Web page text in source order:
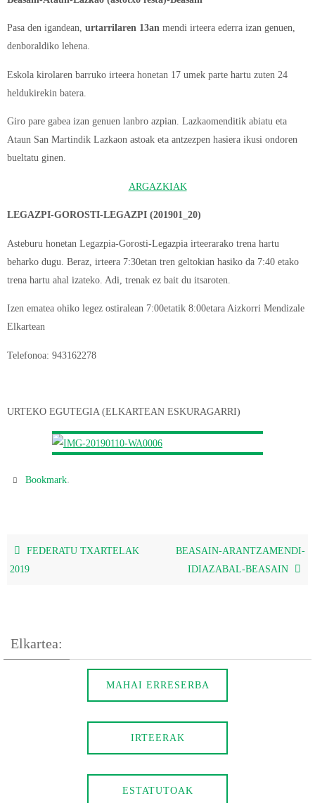
Pasa den igandean, urtarrilaren 13an mendi irteera ederra izan genuen,
denboraldiko lehena.
Eskola kirolaren barruko irteera honetan 17 umek parte hartu zuten 24
heldukirekin batera.
Giro pare gabea izan genuen lanbro azpian. Lazkaomenditik abiatu eta
Ataun San Martindik Lazkaon astoak eta antzezpen hasiera ikusi ondoren
bueltatu ginen.
ARGAZKIAK
LEGAZPI-GOROSTI-LEGAZPI (201901_20)
Asteburu honetan Legazpia-Gorosti-Legazpia irteerarako trena hartu
beharko dugu. Beraz, irteera 7:30etan tren geltokian hasiko da 7:40 etako
trena hartu ahal izateko. Adi, trenak ez bait du itsaroten.
Izen ematea ohiko legez ostiralean 7:00etatik 8:00etara Aizkorri Mendizale
Elkartean
Telefonoa: 943162278
URTEKO EGUTEGIA (ELKARTEAN ESKURAGARRI)
Bookmark.
FEDERATU TXARTELAK
2019
BEASAIN-ARANTZAMENDI-
IDIAZABAL-BEASAIN
Elkartea:
MAHAI ERRESERBA
IRTEERAK
ESTATUTOAK